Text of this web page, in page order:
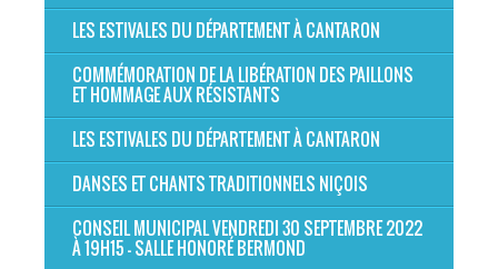
LES ESTIVALES DU DÉPARTEMENT À CANTARON
COMMÉMORATION DE LA LIBÉRATION DES PAILLONS
ET HOMMAGE AUX RÉSISTANTS
LES ESTIVALES DU DÉPARTEMENT À CANTARON
DANSES ET CHANTS TRADITIONNELS NIÇOIS
CONSEIL MUNICIPAL VENDREDI 30 SEPTEMBRE 2022
À 19H15 - SALLE HONORÉ BERMOND